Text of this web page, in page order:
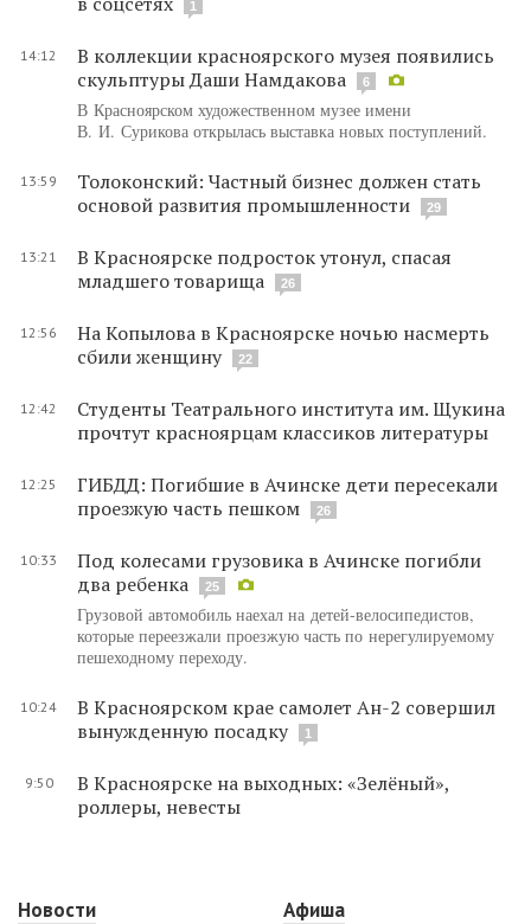
1
14:12
В коллекции красноярского музея появились
скульптуры Даши Намдакова
6
В Красноярском художественном музее имени
В. И. Сурикова открылась выставка новых поступлений.
13:59
Толоконский: Частный бизнес должен стать
основой развития промышленности
29
13:21
В Красноярске подросток утонул, спасая
младшего товарища
26
12:56
На Копылова в Красноярске ночью насмерть
сбили женщину
22
12:42
Студенты Театрального института им. Щукина
прочтут красноярцам классиков литературы
12:25
ГИБДД: Погибшие в Ачинске дети пересекали
проезжую часть пешком
26
10:33
Под колесами грузовика в Ачинске погибли
два ребенка
25
Грузовой автомобиль наехал на детей-велосипедистов,
которые переезжали проезжую часть по нерегулируемому
пешеходному переходу.
10:24
В Красноярском крае самолет Ан-2 совершил
вынужденную посадку
1
9:50
В Красноярске на выходных: «Зелёный»,
роллеры, невесты
Новости
Афиша